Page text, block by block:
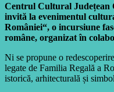
Centrul Cultural Județean
invită la evenimentul
României“, o incursiune
române, organizat în
Ni se propune o
legate de Familia Regală a
istorică, arhitecturală și